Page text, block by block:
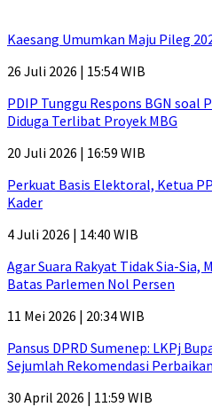
Kaesang Umumkan Maju Pileg
26 Juli 2026 | 15:54 WIB
PDIP Tunggu Respons BGN soal
Diduga Terlibat Proyek MBG
20 Juli 2026 | 16:59 WIB
Perkuat Basis Elektoral, Ketua
Kader
4 Juli 2026 | 14:40 WIB
Agar Suara Rakyat Tidak Sia-Sia,
Batas Parlemen Nol Persen
11 Mei 2026 | 20:34 WIB
Pansus DPRD Sumenep: LKPj
Sejumlah Rekomendasi Perbaikan
30 April 2026 | 11:59 WIB